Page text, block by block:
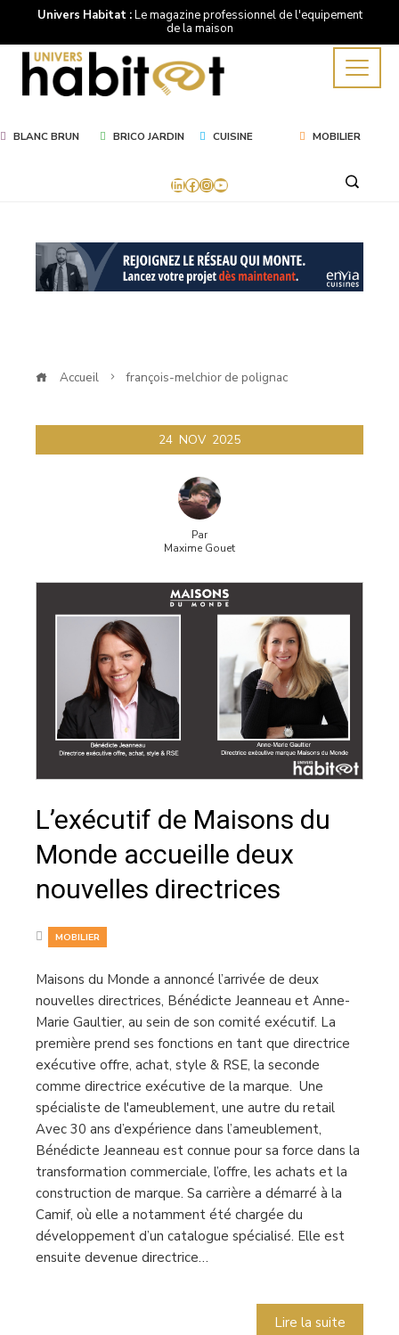
Univers Habitat :Le magazine professionnel de l'equipement
de la maison
BLANC BRUN BRICO JARDIN CUISINE MOBILIER
LinkedIn
Facebook
Instagram
YouTube
Mot
Clé
melchior
de
polignac
Accueil françois-melchior de polignac
24 NOV 2025
Par
Maxime Gouet
L’exécutif de Maisons du
Monde accueille deux
nouvelles directrices
MOBILIER
Maisons du Monde a annoncé l’arrivée de deux
nouvelles directrices, Bénédicte Jeanneau et Anne-
Marie Gaultier, au sein de son comité exécutif. La
première prend ses fonctions en tant que directrice
exécutive offre, achat, style & RSE, la seconde
comme directrice exécutive de la marque. Une
spécialiste de l'ameublement, une autre du retail
Avec 30 ans d’expérience dans l’ameublement,
Bénédicte Jeanneau est connue pour sa force dans la
transformation commerciale, l’offre, les achats et la
construction de marque. Sa carrière a démarré à la
Camif, où elle a notamment été chargée du
développement d’un catalogue spécialisé. Elle est
ensuite devenue directrice…
Lire la suite